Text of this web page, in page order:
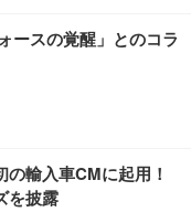
ースの覚醒」とのコラ
輸入車CMに起用！
を披露